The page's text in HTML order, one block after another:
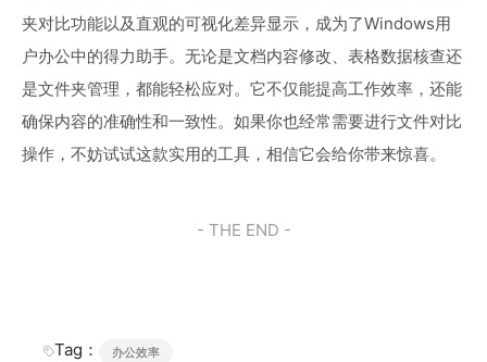
夹对比功能以及直观的可视化差异显示，成为了Windows用
户办公中的得力助手。无论是文档内容修改、表格数据核查还
是文件夹管理，都能轻松应对。它不仅能提高工作效率，还能
确保内容的准确性和一致性。如果你也经常需要进行文件对比
操作，不妨试试这款实用的工具，相信它会给你带来惊喜。
- THE END -
Tag： 办公效率